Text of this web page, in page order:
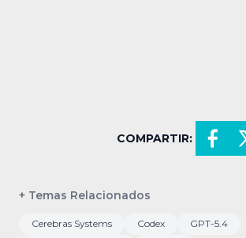
COMPARTIR:
+ Temas Relacionados
Cerebras Systems Codex
GPT-5.4